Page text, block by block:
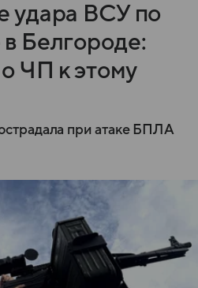
удара ВСУ по
Белгороде:
ЧП к этому
при атаке БПЛА